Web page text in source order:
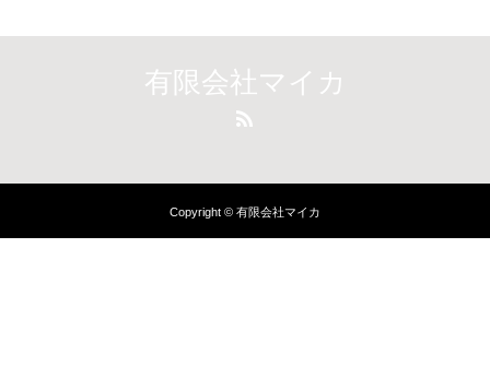
有限会社マイカ
Copyright © 有限会社マイカ